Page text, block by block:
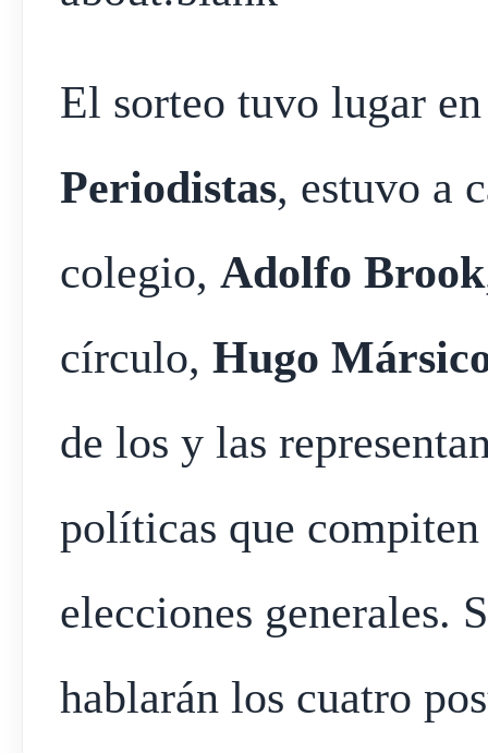
El sorteo tuvo lugar
Periodistas, estuvo a
colegio, Adolfo Brook
círculo, Hugo
de los y las
políticas que
elecciones generales.
hablarán los cuatro